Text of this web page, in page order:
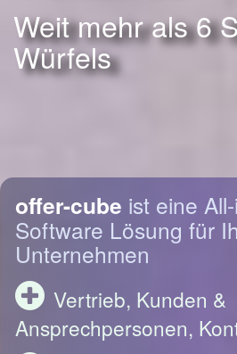
Weit mehr als 6
Würfels
offer-cube ist eine
Software Lösung für
Unternehmen
Vertrieb, Kunden &
Ansprechpersonen,